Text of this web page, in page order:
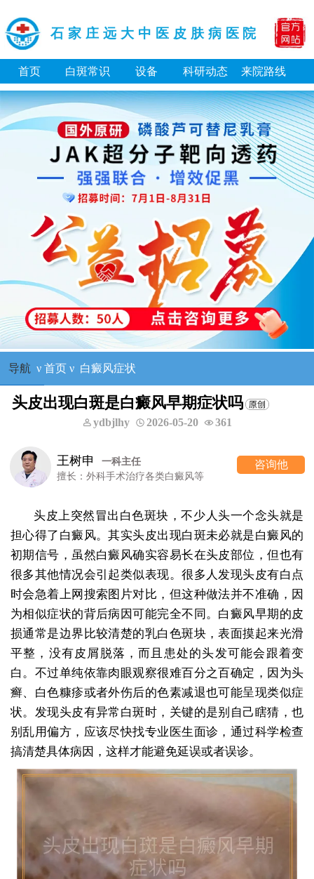
石家庄远大中医皮肤病医院
首页 白斑常识 设备 科研动态 来院路线
导航 ν 首页ν 白癜风症状
头皮出现白斑是白癜风早期症状吗
ydbjlhy 2026-05-20 361
王树申
一科主任
擅长：外科手术治疗各类白癜风等
咨询他
头皮上突然冒出白色斑块，不少人头一个念头就是
担心得了白癜风。其实头皮出现白斑未必就是白癜风的
初期信号，虽然白癜风确实容易长在头皮部位，但也有
很多其他情况会引起类似表现。很多人发现头皮有白点
时会急着上网搜索图片对比，但这种做法并不准确，因
为相似症状的背后病因可能完全不同。白癜风早期的皮
损通常是边界比较清楚的乳白色斑块，表面摸起来光滑
平整，没有皮屑脱落，而且患处的头发可能会跟着变
白。不过单纯依靠肉眼观察很难百分之百确定，因为头
癣、白色糠疹或者外伤后的色素减退也可能呈现类似症
状。发现头皮有异常白斑时，关键的是别自己瞎猜，也
别乱用偏方，应该尽快找专业医生面诊，通过科学检查
搞清楚具体病因，这样才能避免延误或者误诊。